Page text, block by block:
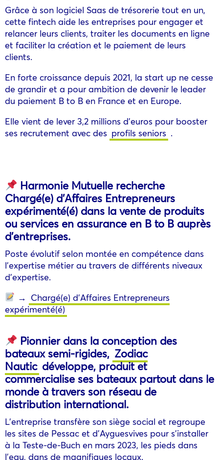
Grâce à son logiciel Saas de trésorerie tout en un,
cette fintech aide les entreprises pour engager et
relancer leurs clients, traiter les documents en ligne
et faciliter la création et le paiement de leurs
clients.
En forte croissance depuis 2021, la start up ne cesse
de grandir et a pour ambition de devenir le leader
du paiement B to B en France et en Europe.
Elle vient de lever 3,2 millions d’euros pour booster
ses recrutement avec des profils seniors .
Harmonie Mutuelle recherche
Chargé(e) d’Affaires Entrepreneurs
expérimenté(é) dans la vente de produits
ou services en assurance en B to B auprès
d’entreprises.
Poste évolutif selon montée en compétence dans
l’expertise métier au travers de différents niveaux
d’expertise.
→ Chargé(e) d’Affaires Entrepreneurs
expérimenté(é)
Pionnier dans la conception des
bateaux semi-rigides, Zodiac
Nautic développe, produit et
commercialise ses bateaux partout dans le
monde à travers son réseau de
distribution international.
L’entreprise transfère son siège social et regroupe
les sites de Pessac et d’Ayguesvives pour s’installer
à la Teste-de-Buch en mars 2023, les pieds dans
l’eau, dans de magnifiques locaux.